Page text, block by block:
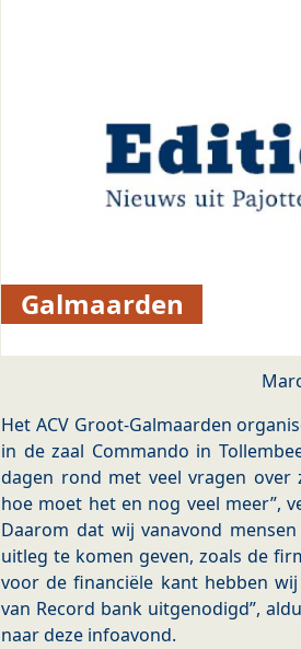
Galmaarden
Het ACV Groot-Galmaarden
in de zaal Commando in
dagen rond met veel vragen over
hoe moet het en nog veel meer”,
Daarom dat wij vanavond
uitleg te komen geven, zoals de
voor de financiële kant hebben
van Record bank uitgenodigd”,
naar deze infoavond.